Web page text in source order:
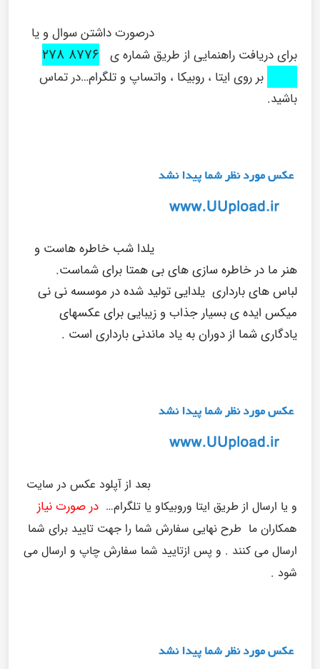
درصورت داشتن سوال و یا
برای دریافت راهنمایی از طریق شماره ی
۸۷۷۶ ۲۷۸
بر روی ایتا ، روبیکا ، واتساپ و تلگرام…در تماس
باشید.
یلدا شب خاطره هاست و
هنر ما در خاطره سازی های بی همتا برای شماست.
لباس های بارداری یلدایی تولید شده در موسسه نی نی
میکس ایده ی بسیار جذاب و زیبایی برای عکسهای
یادگاری شما از دوران به یاد ماندنی بارداری است .
بعد از آپلود عکس در سایت
و یا ارسال از طریق ایتا وروبیکاو یا تلگرام… در صورت نیاز
همکاران ما طرح نهایی سفارش شما را جهت تایید برای شما
ارسال می کنند . و پس ازتایید شما سفارش چاپ و ارسال می
شود .